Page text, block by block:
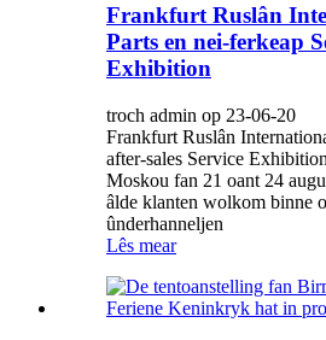
Frankfurt Ruslân
Parts en nei-ferkeap
Exhibition
troch admin op 23-06-20
Frankfurt Ruslân
after-sales Service
Moskou fan 21 oant 24
âlde klanten wolkom binne
ûnderhanneljen
Lês mear